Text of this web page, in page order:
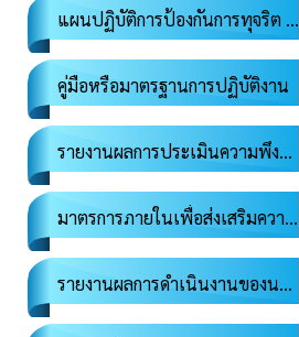
แผนปฏิบัติการป้องกันการทุจริต องค์การบริหารส่วนตำบลหนองป่าก่อ
คู่มือหรือมาตรฐานการปฏิบัติงาน
รายงานผลการประเมินความพึงพอใจของประชาชนต่อการให้บริการ องค์การบริหารส่วนตำบลหนองป่าก่อ
มาตรการภายในเพื่อส่งเสริมความโปร่งใสและป้องกันการทุจริตของ อบต.หนองป่าก่อ
รายงานผลการดำเนินงานของนายกองค์การบริหารส่วนตำบลหนองป่าก่อ